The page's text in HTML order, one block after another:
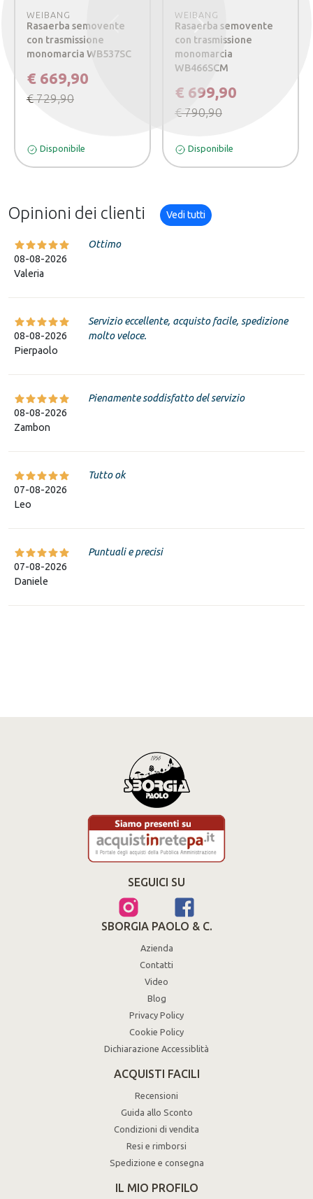
WEIBANG
Rasaerba semovente
con trasmissione
monomarcia WB537SC
€ 669,90
€ 729,90
Disponibile
WEIBANG
Rasaerba semovente
con trasmissione
monomarcia
WB466SCM
€ 699,90
€ 790,90
Disponibile
Precedente Successivo
Opinioni dei clienti Vedi tutti
08-08-2026
Valeria
Ottimo
08-08-2026
Pierpaolo
Servizio eccellente, acquisto facile, spedizione
molto veloce.
08-08-2026
Zambon
Pienamente soddisfatto del servizio
07-08-2026
Leo
Tutto ok
07-08-2026
Daniele
Puntuali e precisi
SEGUICI SU
SBORGIA PAOLO & C.
Azienda
Contatti
Video
Blog
Privacy Policy
Cookie Policy
Dichiarazione Accessiblità
ACQUISTI FACILI
Recensioni
Guida allo Sconto
Condizioni di vendita
Resi e rimborsi
Spedizione e consegna
IL MIO PROFILO